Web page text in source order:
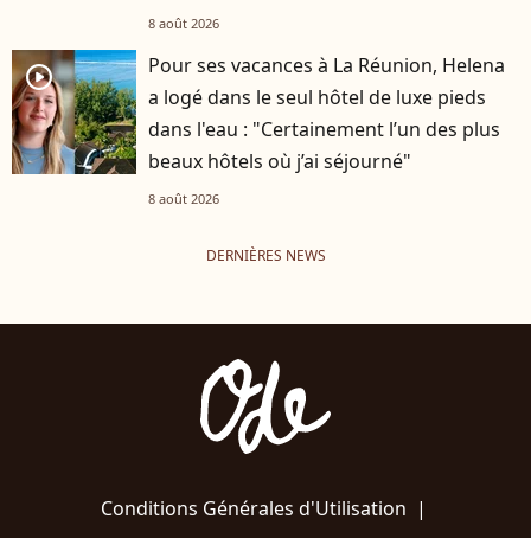
8 août 2026
player2
Pour ses vacances à La Réunion, Helena
a logé dans le seul hôtel de luxe pieds
dans l'eau : "Certainement l’un des plus
beaux hôtels où j’ai séjourné"
8 août 2026
DERNIÈRES NEWS
Conditions Générales d'Utilisation |